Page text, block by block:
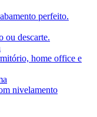
perfeito.
ou descarte.
home office e
nivelamento